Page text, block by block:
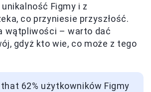
Figmy i z
co przyniesie przyszłość.
wątpliwości – warto dać
gdyż kto wie, co może z tego
62% użytkowników Figmy